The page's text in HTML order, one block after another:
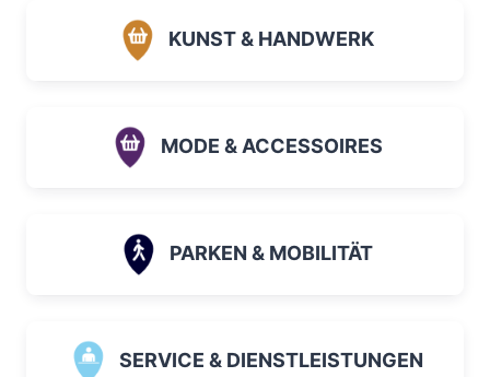
KUNST & HANDWERK
MODE & ACCESSOIRES
PARKEN & MOBILITÄT
SERVICE & DIENSTLEISTUNGEN